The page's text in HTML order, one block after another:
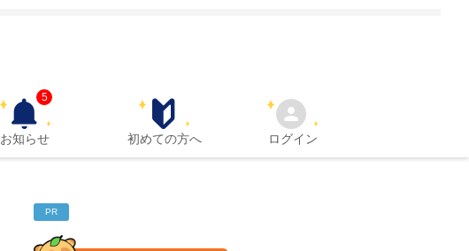
お知らせ
5
初めての方へ ログイン
PR